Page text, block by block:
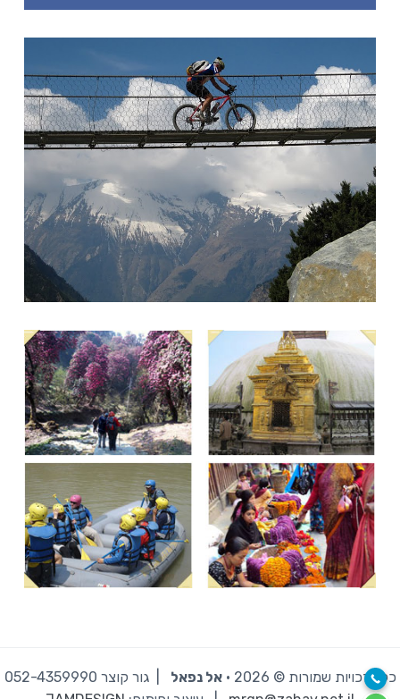
כל הזכויות שמורות © 2026 · ‫ אל נפאל
| גור קוצר 052-4359990